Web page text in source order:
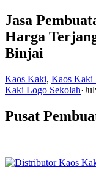
Jasa
Harga
Binjai
Kaos Kaki, Kaos Kaki
Kaki Logo Sekolah·
Pusat